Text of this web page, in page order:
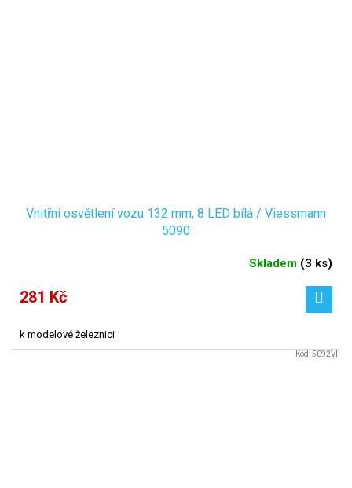
Vnitřní osvětlení vozu 132 mm, 8 LED bílá / Viessmann
5090
Skladem (3 ks)
281 Kč
k modelové železnici
Kód:5092VI